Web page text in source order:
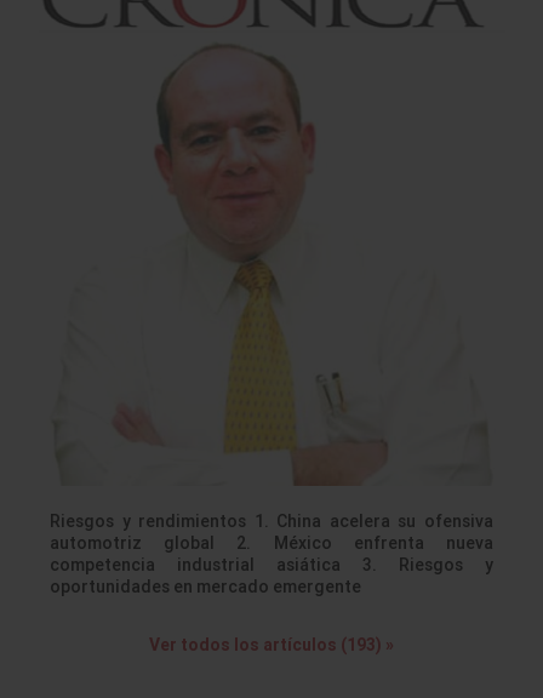
Riesgos y rendimientos 1. China acelera su ofensiva
automotriz global 2. México enfrenta nueva
competencia industrial asiática 3. Riesgos y
oportunidades en mercado emergente
Ver todos los artículos (193) »